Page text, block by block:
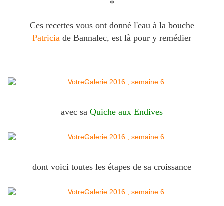
*
Ces recettes vous ont donné l'eau à la bouche
Patricia de Bannalec, est là pour y remédier
avec sa Quiche aux Endives
dont voici toutes les étapes de sa croissance